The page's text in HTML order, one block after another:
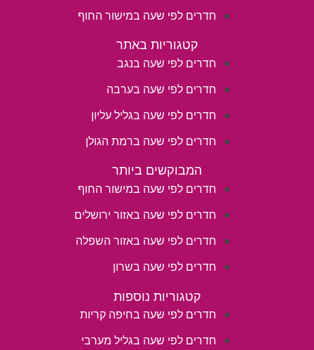
חדרים לפי שעה במישור החוף
קטגוריות באתר
חדרים לפי שעה בנגב
חדרים לפי שעה בערבה
חדרים לפי שעה בגליל עליון
חדרים לפי שעה ברמת הגולן
המבוקשים ביותר
חדרים לפי שעה במישור החוף
חדרים לפי שעה באזור ירושלים
חדרים לפי שעה באזור השפלה
חדרים לפי שעה בשרון
קטגוריות נוספות
חדרים לפי שעה בחיפה קריות
חדרים לפי שעה בגליל מערבי